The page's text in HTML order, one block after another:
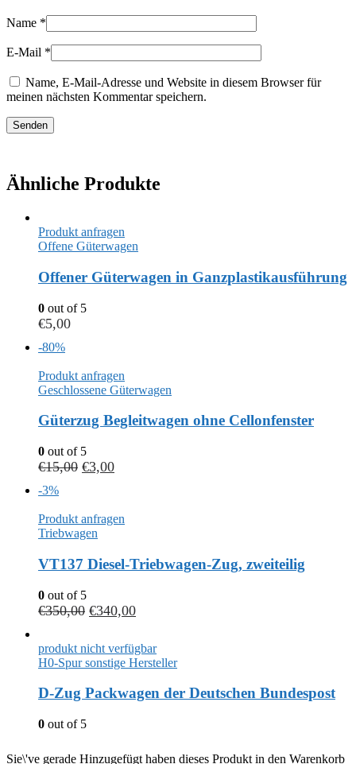
Name *
E-Mail *
Name, E-Mail-Adresse und Website in diesem Browser für
meinen nächsten Kommentar speichern.
Ähnliche Produkte
Produkt anfragen
Offene Güterwagen
Offener Güterwagen in Ganzplastikausführung
0 out of 5
€5,00
-80%
Produkt anfragen
Geschlossene Güterwagen
Güterzug Begleitwagen ohne Cellonfenster
0 out of 5
€15,00 €3,00
-3%
Produkt anfragen
Triebwagen
VT137 Diesel-Triebwagen-Zug, zweiteilig
0 out of 5
€350,00 €340,00
produkt nicht verfügbar
H0-Spur sonstige Hersteller
D-Zug Packwagen der Deutschen Bundespost
0 out of 5
Sie\'ve gerade Hinzugefügt haben dieses Produkt in den Warenkorb